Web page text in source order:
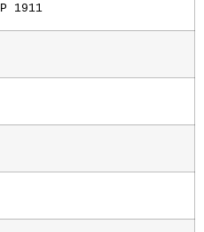
1911